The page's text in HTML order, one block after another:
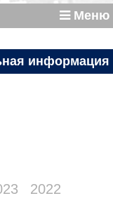
Меню
информация
2022